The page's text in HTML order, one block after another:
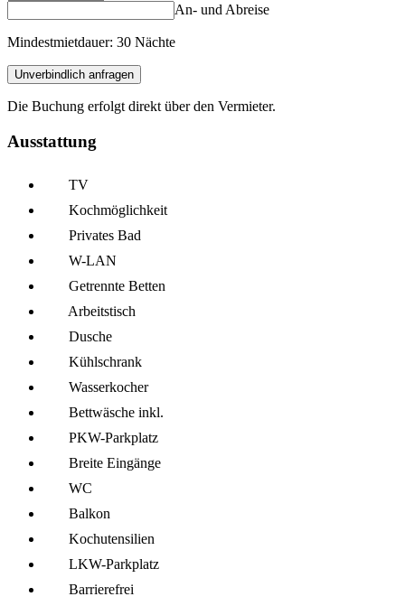
An- und Abreise
Mindestmietdauer: 30 Nächte
Unverbindlich anfragen
Die Buchung erfolgt direkt über den Vermieter.
Ausstattung
TV
Kochmöglich­keit
Privates Bad
W-LAN
Getrennte Betten
Arbeitstisch
Dusche
Kühl­schrank
Wasserkocher
Bettwäsche inkl.
PKW-Parkplatz
Breite Eingänge
WC
Balkon
Kochutensilien
LKW-Parkplatz
Barrierefrei